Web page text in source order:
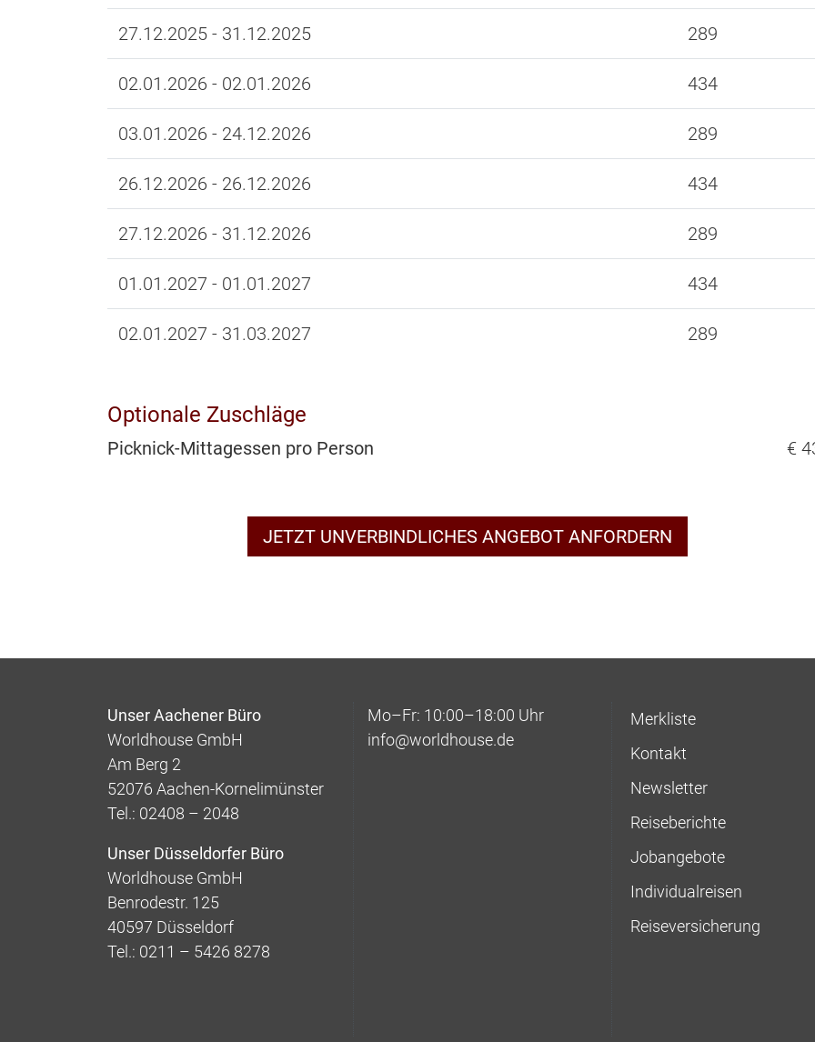
27.12.2025 - 31.12.2025 289
02.01.2026 - 02.01.2026 434
03.01.2026 - 24.12.2026 289
26.12.2026 - 26.12.2026 434
27.12.2026 - 31.12.2026 289
01.01.2027 - 01.01.2027 434
02.01.2027 - 31.03.2027 289
Optionale Zuschläge
Picknick-Mittagessen pro Person €
JETZT UNVERBINDLICHES ANGEBOT ANFORDERN
Unser Aachener Büro
Worldhouse GmbH
Am Berg 2
52076 Aachen-Kornelimünster
Tel.: 02408 – 2048
Unser Düsseldorfer Büro
Worldhouse GmbH
Benrodestr. 125
40597 Düsseldorf
Tel.: 0211 – 5426 8278
Mo–Fr: 10:00–18:00 Uhr
info@worldhouse.de
Merkliste
Kontakt
Newsletter
Reiseberichte
Jobangebote
Individualreisen
Reiseversicherung